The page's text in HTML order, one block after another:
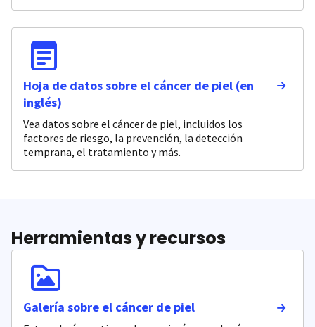
Hoja de datos sobre el cáncer de piel (en
inglés)
Vea datos sobre el cáncer de piel, incluidos los
factores de riesgo, la prevención, la detección
temprana, el tratamiento y más.
Herramientas y recursos
Galería sobre el cáncer de piel